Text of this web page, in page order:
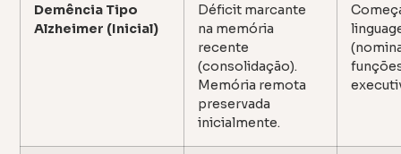
Demência Tipo
Alzheimer (Inicial)
Déficit marcante
na memória
recente
(consolidação).
Memória remota
preservada
inicialmente.